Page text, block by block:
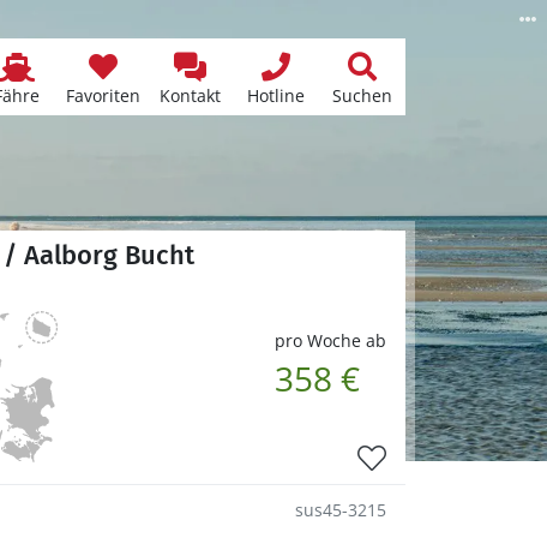
Favoriten Kontakt Hotline Suchen
/ Aalborg Bucht
pro Woche ab
358 €
sus45-3215